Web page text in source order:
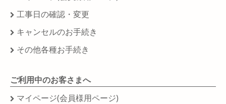
工事日の確認・変更
キャンセルのお手続き
その他各種お手続き
ご利用中のお客さまへ
マイページ(会員様用ページ)